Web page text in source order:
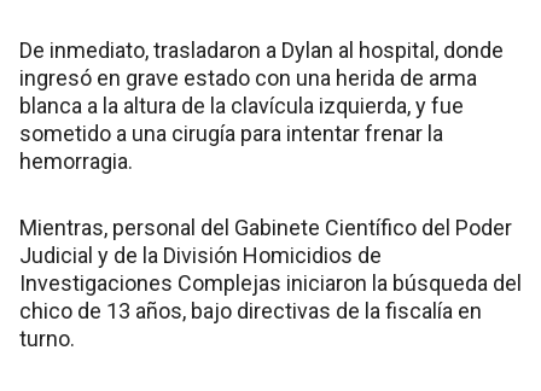
De inmediato, trasladaron a Dylan al hospital, donde
ingresó en grave estado con una herida de arma
blanca a la altura de la clavícula izquierda, y fue
sometido a una cirugía para intentar frenar la
hemorragia.
Mientras, personal del Gabinete Científico del Poder
Judicial y de la División Homicidios de
Investigaciones Complejas iniciaron la búsqueda del
chico de 13 años, bajo directivas de la fiscalía en
turno.